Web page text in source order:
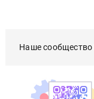
Наше сообщество